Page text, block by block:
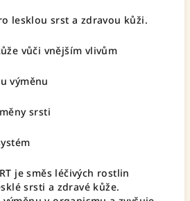
lesklou srst a zdravou kůži.
vůči vnějším vlivům
výměnu
srsti
je směs léčivých rostlin
srsti a zdravé kůže.